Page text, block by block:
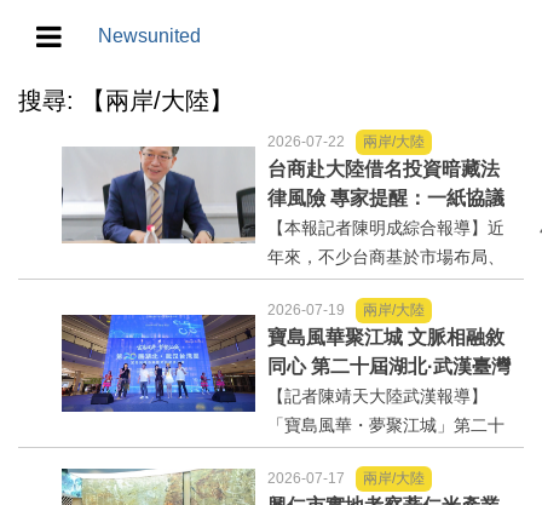
Newsunited
地方/天氣/颱風/地震
教育/五育/五創
人生/生存/生活
政治/政黨
食品/衛生/醫療/照護
搜尋: 【兩岸/大陸】
2026-07-22 兩岸/大陸
台商赴大陸借名投資暗藏法
律風險 專家提醒：一紙協議
未必保得住投資權益
【本報記者陳明成綜合報導】近
年來，不少台商基於市場布局、
產業合作或政策因素，選擇透過
隱名投資方式中國大陸。然而，
看似便利的投資模式，卻可能隱
藏股權歸屬、投資收益、經營控
制權及法律責任等風險，一旦...
2026-07-19 兩岸/大陸
寶島風華聚江城 文脈相融敘
同心 第二十屆湖北·武漢臺灣
周寶島風情市集暨文化交流
之夜在漢溫情上演
【記者陳靖天大陸武漢報導】
「寶島風華・夢聚江城」第二十
屆湖北・武漢臺灣周寶島風情市
集暨文化交流之夜，7月16日晚上
2026-07-17 兩岸/大陸